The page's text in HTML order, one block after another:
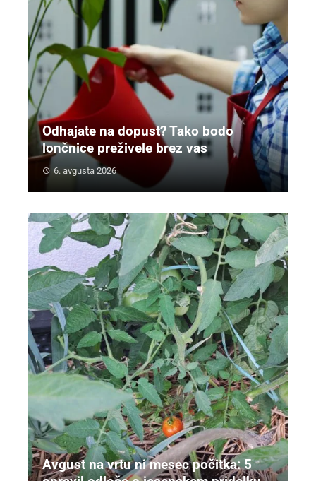
Odhajate na dopust? Tako bodo
lončnice preživele brez vas
6. avgusta 2026
Avgust na vrtu ni mesec počitka: 5